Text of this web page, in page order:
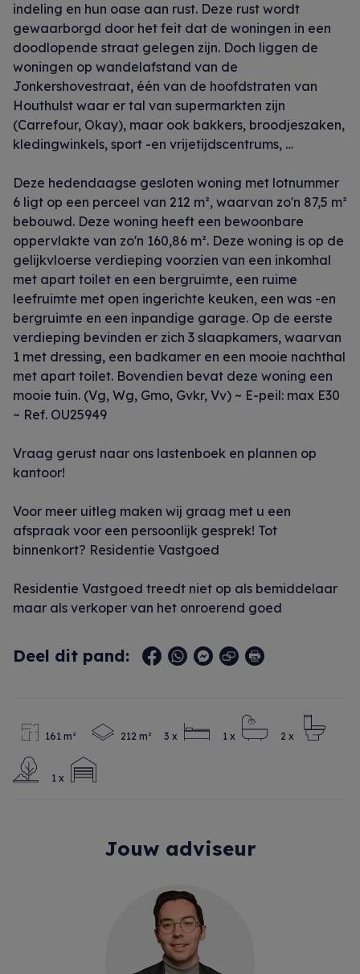
indeling en hun oase aan rust. Deze rust wordt
gewaarborgd door het feit dat de woningen in een
doodlopende straat gelegen zijn. Doch liggen de
woningen op wandelafstand van de
Jonkershovestraat, één van de hoofdstraten van
Houthulst waar er tal van supermarkten zijn
(Carrefour, Okay), maar ook bakkers, broodjeszaken,
kledingwinkels, sport -en vrijetijdscentrums, …
Deze hedendaagse gesloten woning met lotnummer
6 ligt op een perceel van 212 m², waarvan zo'n 87,5 m²
bebouwd. Deze woning heeft een bewoonbare
oppervlakte van zo'n 160,86 m². Deze woning is op de
gelijkvloerse verdieping voorzien van een inkomhal
met apart toilet en een bergruimte, een ruime
leefruimte met open ingerichte keuken, een was -en
bergruimte en een inpandige garage. Op de eerste
verdieping bevinden er zich 3 slaapkamers, waarvan
1 met dressing, een badkamer en een mooie nachthal
met apart toilet. Bovendien bevat deze woning een
mooie tuin. (Vg, Wg, Gmo, Gvkr, Vv) ~ E-peil: max E30
~ Ref. OU25949
Vraag gerust naar ons lastenboek en plannen op
kantoor!
Voor meer uitleg maken wij graag met u een
afspraak voor een persoonlijk gesprek! Tot
binnenkort? Residentie Vastgoed
Residentie Vastgoed treedt niet op als bemiddelaar
maar als verkoper van het onroerend goed
Deel dit pand:
161 m² 212 m² 3 x 1 x 2 x
1 x
Jouw adviseur